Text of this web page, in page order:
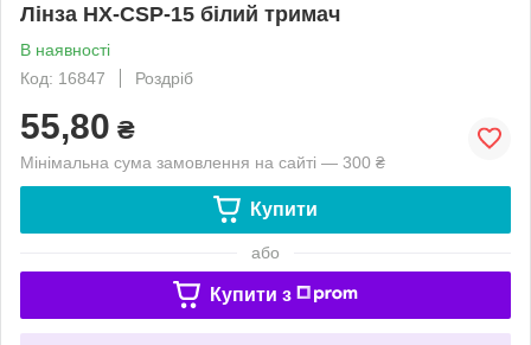
Лінза HX-CSP-15 білий тримач
В наявності
Код: 16847
Роздріб
55,80 ₴
Мінімальна сума замовлення на сайті — 300 ₴
Купити
або
Купити з